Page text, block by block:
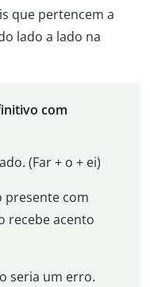
que pertencem a
lado a lado na
com
(Far + o + ei)
com
recebe acento
seria um erro.